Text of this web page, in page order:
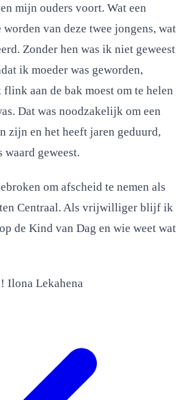
mijn ouders voort. Wat een
worden van deze twee jongens, wat
Zonder hen was ik niet geweest
ik moeder was geworden,
aan de bak moest om te helen
Dat was noodzakelijk om een
zijn en het heeft jaren geduurd,
waard geweest.
om afscheid te nemen als
Centraal. Als vrijwilliger blijf ik
de Kind van Dag en wie weet wat
Ilona Lekahena